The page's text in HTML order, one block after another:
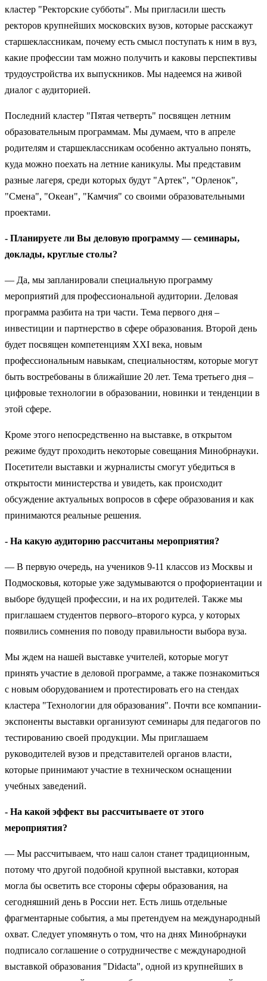
кластер "Ректорские субботы". Мы пригласили шесть
ректоров крупнейших московских вузов, которые расскажут
старшеклассникам, почему есть смысл поступать к ним в вуз,
какие профессии там можно получить и каковы перспективы
трудоустройства их выпускников. Мы надеемся на живой
диалог с аудиторией.
Последний кластер "Пятая четверть" посвящен летним
образовательным программам. Мы думаем, что в апреле
родителям и старшеклассникам особенно актуально понять,
куда можно поехать на летние каникулы. Мы представим
разные лагеря, среди которых будут "Артек", "Орленок",
"Смена", "Океан", "Камчия" со своими образовательными
проектами.
- Планируете ли Вы деловую программу — семинары,
доклады, круглые столы?
— Да, мы запланировали специальную программу
мероприятий для профессиональной аудитории. Деловая
программа разбита на три части. Тема первого дня –
инвестиции и партнерство в сфере образования. Второй день
будет посвящен компетенциям XXI века, новым
профессиональным навыкам, специальностям, которые могут
быть востребованы в ближайшие 20 лет. Тема третьего дня –
цифровые технологии в образовании, новинки и тенденции в
этой сфере.
Кроме этого непосредственно на выставке, в открытом
режиме будут проходить некоторые совещания Минобрнауки.
Посетители выставки и журналисты смогут убедиться в
открытости министерства и увидеть, как происходит
обсуждение актуальных вопросов в сфере образования и как
принимаются реальные решения.
- На какую аудиторию рассчитаны мероприятия?
— В первую очередь, на учеников 9-11 классов из Москвы и
Подмосковья, которые уже задумываются о профориентации и
выборе будущей профессии, и на их родителей. Также мы
приглашаем студентов первого–второго курса, у которых
появились сомнения по поводу правильности выбора вуза.
Мы ждем на нашей выставке учителей, которые могут
принять участие в деловой программе, а также познакомиться
с новым оборудованием и протестировать его на стендах
кластера "Технологии для образования". Почти все компании-
экспоненты выставки организуют семинары для педагогов по
тестированию своей продукции. Мы приглашаем
руководителей вузов и представителей органов власти,
которые принимают участие в техническом оснащении
учебных заведений.
- На какой эффект вы рассчитываете от этого
мероприятия?
— Мы рассчитываем, что наш салон станет традиционным,
потому что другой подобной крупной выставки, которая
могла бы осветить все стороны сферы образования, на
сегодняшний день в России нет. Есть лишь отдельные
фрагментарные события, а мы претендуем на международный
охват. Следует упомянуть о том, что на днях Минобрнауки
подписало соглашение о сотрудничестве с международной
выставкой образования "Didaсta", одной из крупнейших в